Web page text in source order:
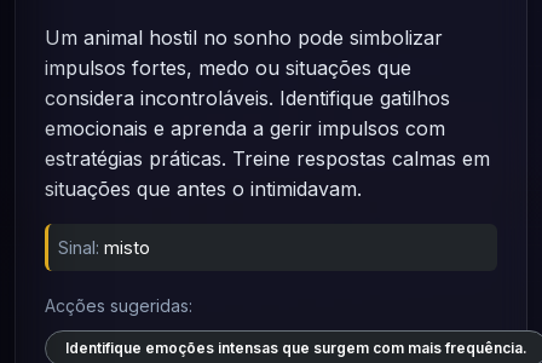
Um animal hostil no sonho pode simbolizar
impulsos fortes, medo ou situações que
considera incontroláveis. Identifique gatilhos
emocionais e aprenda a gerir impulsos com
estratégias práticas. Treine respostas calmas em
situações que antes o intimidavam.
Sinal: misto
Acções sugeridas:
Identifique emoções intensas que surgem com mais frequência.